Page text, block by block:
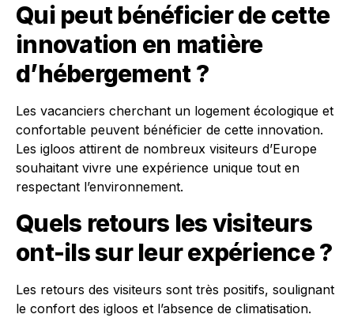
Qui peut bénéficier de cette
innovation en matière
d’hébergement ?
Les vacanciers cherchant un logement écologique et
confortable peuvent bénéficier de cette innovation.
Les igloos attirent de nombreux visiteurs d’Europe
souhaitant vivre une expérience unique tout en
respectant l’environnement.
Quels retours les visiteurs
ont-ils sur leur expérience ?
Les retours des visiteurs sont très positifs, soulignant
le confort des igloos et l’absence de climatisation.